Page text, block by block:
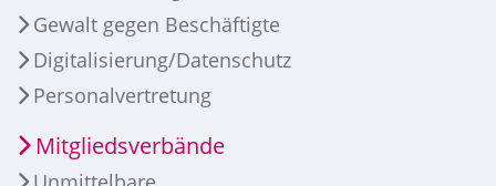
Gewalt gegen Beschäftigte
Digitalisierung/Datenschutz
Personalvertretung
Mitgliedsverbände